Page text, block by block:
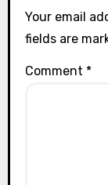
Your email
fields are
Comment *